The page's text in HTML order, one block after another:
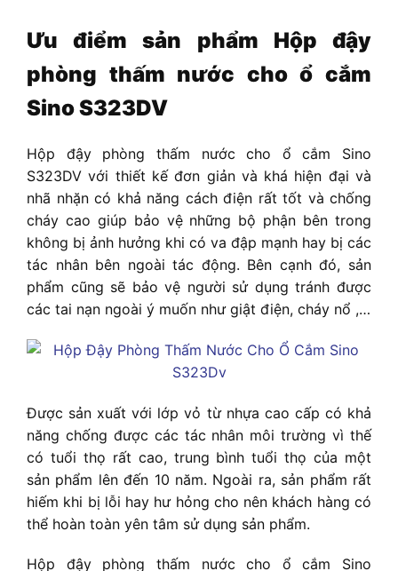
Ưu điểm sản phẩm Hộp đậy
phòng thấm nước cho ổ cắm
Sino S323DV
Hộp đậy phòng thấm nước cho ổ cắm Sino
S323DV với thiết kế đơn giản và khá hiện đại và
nhã nhặn có khả năng cách điện rất tốt và chống
cháy cao giúp bảo vệ những bộ phận bên trong
không bị ảnh hưởng khi có va đập mạnh hay bị các
tác nhân bên ngoài tác động. Bên cạnh đó, sản
phẩm cũng sẽ bảo vệ người sử dụng tránh được
các tai nạn ngoài ý muốn như giật điện, cháy nổ ,…
Được sản xuất với lớp vỏ từ nhựa cao cấp có khả
năng chống được các tác nhân môi trường vì thế
có tuổi thọ rất cao, trung bình tuổi thọ của một
sản phẩm lên đến 10 năm. Ngoài ra, sản phẩm rất
hiếm khi bị lỗi hay hư hỏng cho nên khách hàng có
thể hoàn toàn yên tâm sử dụng sản phẩm.
Hộp đậy phòng thấm nước cho ổ cắm Sino